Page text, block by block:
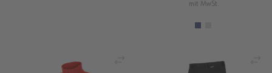
mit MwSt.